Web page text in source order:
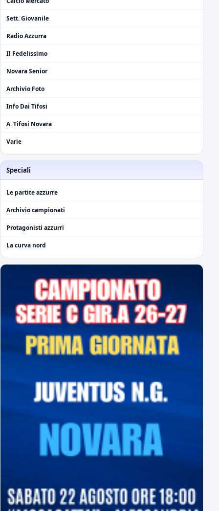
Sett. Giovanile
Radio Azzurra
Il Fedelissimo
Novara Senior
Archivio Foto
Info Dai Tifosi
A. Tifosi Novara
Varie
Speciali
Le partite azzurre
Archivio campionati
Protagonisti azzurri
La curva nord